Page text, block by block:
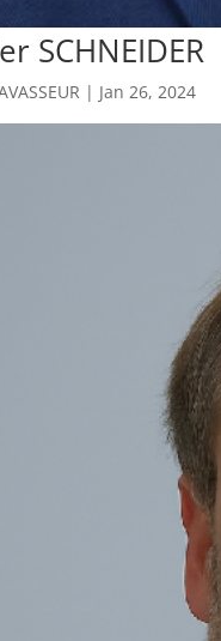
SCHNEIDER
| Jan 26, 2024